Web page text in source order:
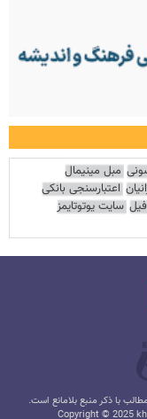
مبل مینیمال
اعتبارسنجی بانکی
سایت یوتوتایمز
با ذکر منبع بلامانع است.
Copyright © 2025